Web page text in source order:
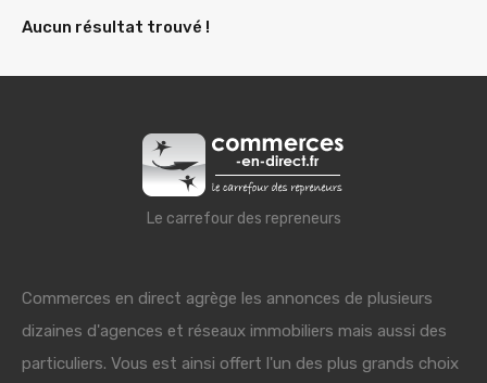
Aucun résultat trouvé !
Le carrefour des repreneurs
Commerces en direct agrège les annonces de plusieurs
dizaines d'agences et réseaux immobiliers mais aussi des
particuliers. Vous est ainsi offert l'un des plus grands choix